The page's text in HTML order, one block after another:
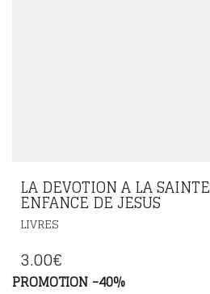
LA DEVOTION A LA SAINTE
ENFANCE DE JESUS
LIVRES
3.00€
PROMOTION -40%